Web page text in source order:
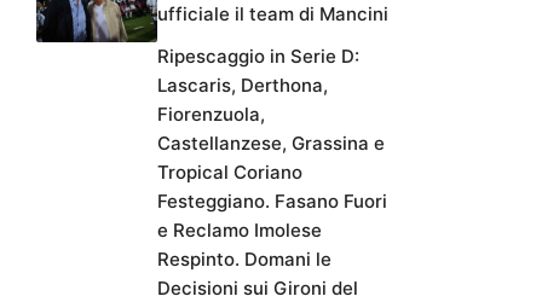
ufficiale il team di Mancini
Ripescaggio in Serie D:
Lascaris, Derthona,
Fiorenzuola,
Castellanzese, Grassina e
Tropical Coriano
Festeggiano. Fasano Fuori
e Reclamo Imolese
Respinto. Domani le
Decisioni sui Gironi del